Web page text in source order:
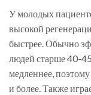
У молодых
высокой
быстрее. Обычно
людей старше 40-
медленнее, поэтому
и более. Также